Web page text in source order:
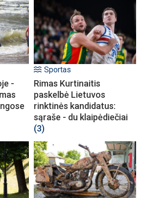
-
Sportas
Rimas Kurtinaitis
paskelbė Lietuvos
rinktinės kandidatus:
sąraše - du klaipėdiečiai
(3)